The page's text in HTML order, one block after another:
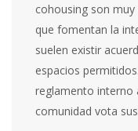
cohousing son
que fomentan la
suelen existir
espacios
reglamento interno
comunidad vota